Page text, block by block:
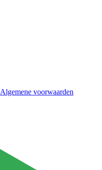
Algemene voorwaarden